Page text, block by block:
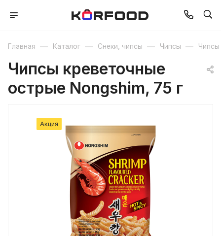
Главная — Каталог — Снеки, чипсы — Чипсы —
Чипсы креветочные
острые Nongshim, 75 г
Акция